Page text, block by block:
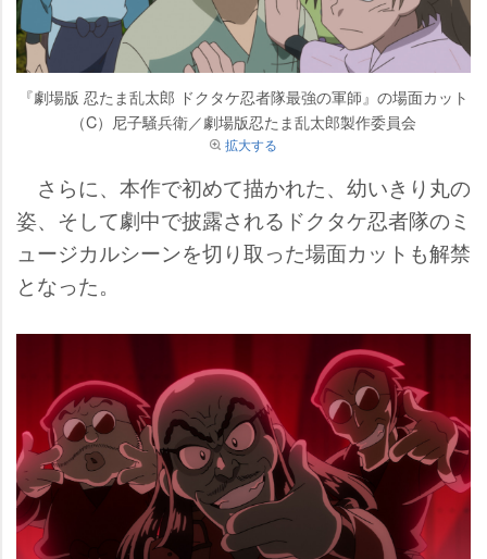
『劇場版 忍たま乱太郎 ドクタケ忍者隊最強の軍師』の場面カット
（C）尼子騒兵衛／劇場版忍たま乱太郎製作委員会
拡大する
さらに、本作で初めて描かれた、幼いきり丸の
姿、そして劇中で披露されるドクタケ忍者隊のミ
ュージカルシーンを切り取った場面カットも解禁
となった。